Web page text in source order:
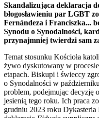
Skandalizująca deklaracja
błogosławieniu par LGBT
Fernándeza i Franciszka...
Synodu o Synodalności,
przynajmniej twierdzi sam
Temat stosunku Kościoła
żywo dyskutowany w
etapach. Biskupi i świeccy
o Synodalności w
problem, podejmując decyzję
jesienią tego roku. Ich praca
grudniu 2023 roku